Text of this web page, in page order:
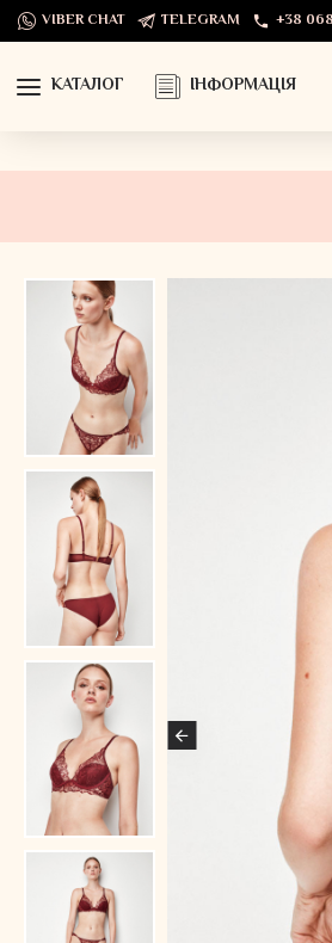
VIBER CHAT TELEGRAM +38
КАТАЛОГ ІНФОРМАЦІЯ